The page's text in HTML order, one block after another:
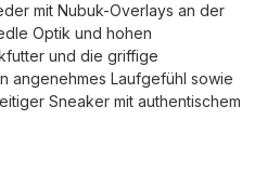
mit Nubuk-Overlays an der
Optik und hohen
und die griffige
angenehmes Laufgefühl sowie
Sneaker mit authentischem